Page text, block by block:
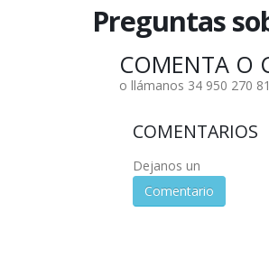
Preguntas
COMENTA O
o llámanos 34 950 270
COMENTARIOS
Dejanos un
Comentario